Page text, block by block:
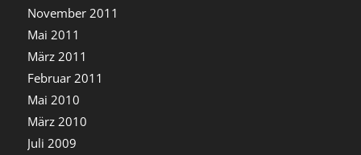
November 2011
Mai 2011
März 2011
Februar 2011
Mai 2010
März 2010
Juli 2009